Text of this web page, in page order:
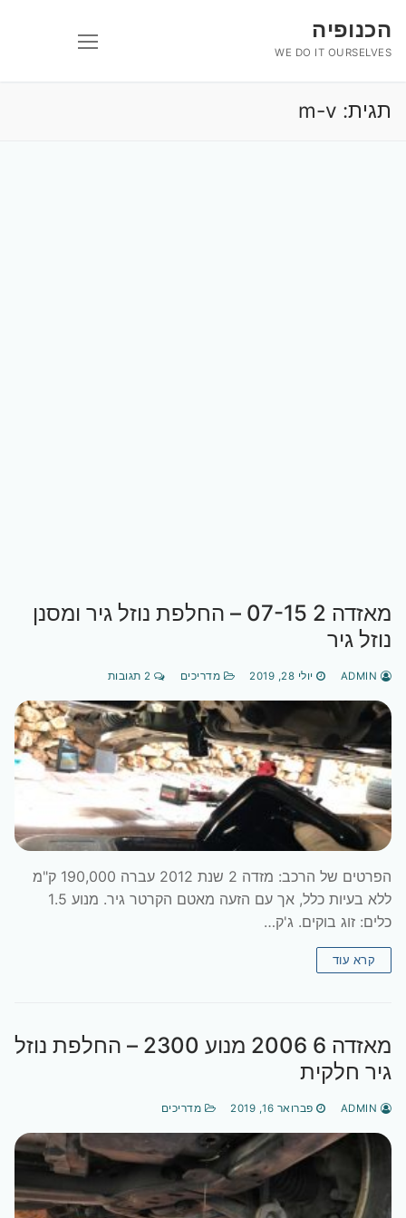
לתוכןהכנופיה
WE DO IT OURSELVES
תגית: m-v
מאזדה 2 07-15 – החלפת נוזל גיר ומסנן
נוזל גיר
יולי 28, 2019 מדריכים
הפרטים של הרכב: מזדה 2 שנת 2012 עברה 190,000 ק"מ
ללא בעיות כלל, אך עם הזעה מאטם הקרטר גיר. מנוע 1.5
כלים: זוג בוקים. ג'ק…
קרא עוד
מאזדה 6 2006 מנוע 2300 – החלפת נוזל
גיר חלקית
פברואר 16, 2019 מדריכים